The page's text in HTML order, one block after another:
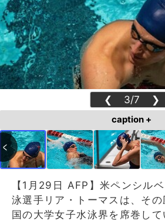
❮ 3/7 ❯
caption +
【1月29日 AFP】米ペンシル
泳選手リア・トーマスは、そ
国の大学女子水泳界を席巻して